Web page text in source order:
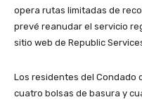
opera rutas limitadas de
prevé reanudar el servicio
sitio web de Republic
Los residentes del Condado
cuatro bolsas de basura y